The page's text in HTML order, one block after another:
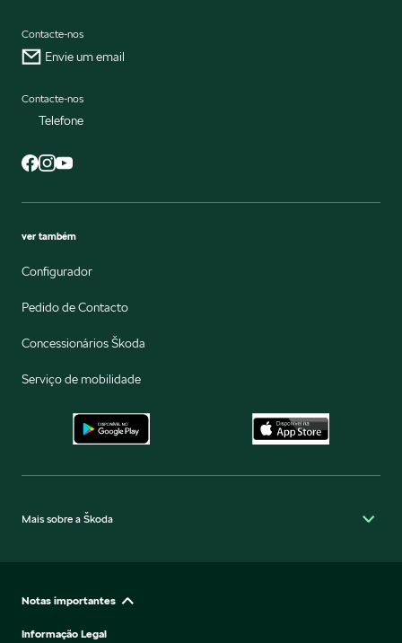
Contacte-nos
Envie um email
Contacte-nos
Telefone
ver também
Configurador
Pedido de Contacto
Concessionários Škoda
Serviço de mobilidade
Mais sobre a Škoda
Notas importantes
Informação Legal